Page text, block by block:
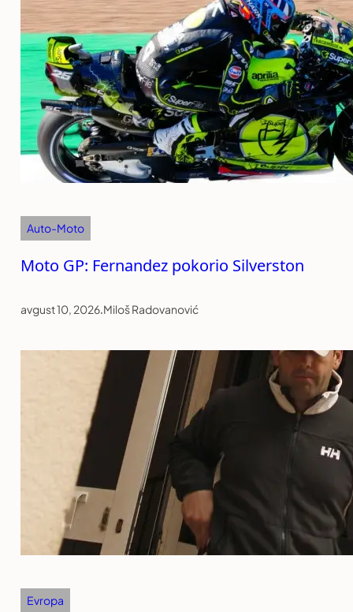
Auto-Moto
Moto GP: Fernandez pokorio Silverston
avgust 10, 2026.Miloš Radovanović
Evropa